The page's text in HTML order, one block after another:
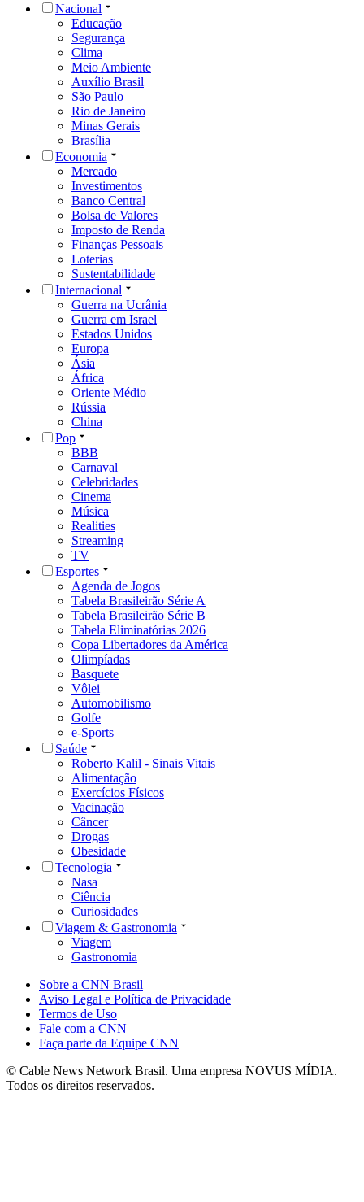
Nacional
Educação
Segurança
Clima
Meio Ambiente
Auxílio Brasil
São Paulo
Rio de Janeiro
Minas Gerais
Brasília
Economia
Mercado
Investimentos
Banco Central
Bolsa de Valores
Imposto de Renda
Finanças Pessoais
Loterias
Sustentabilidade
Internacional
Guerra na Ucrânia
Guerra em Israel
Estados Unidos
Europa
Ásia
África
Oriente Médio
Rússia
China
Pop
BBB
Carnaval
Celebridades
Cinema
Música
Realities
Streaming
TV
Esportes
Agenda de Jogos
Tabela Brasileirão Série A
Tabela Brasileirão Série B
Tabela Eliminatórias 2026
Copa Libertadores da América
Olimpíadas
Basquete
Vôlei
Automobilismo
Golfe
e-Sports
Saúde
Roberto Kalil - Sinais Vitais
Alimentação
Exercícios Físicos
Vacinação
Câncer
Drogas
Obesidade
Tecnologia
Nasa
Ciência
Curiosidades
Viagem & Gastronomia
Viagem
Gastronomia
Sobre a CNN Brasil
Aviso Legal e Política de Privacidade
Termos de Uso
Fale com a CNN
Faça parte da Equipe CNN
© Cable News Network Brasil. Uma empresa NOVUS MÍDIA.
Todos os direitos reservados.